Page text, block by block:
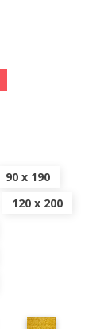
90 x 190
120 x 200